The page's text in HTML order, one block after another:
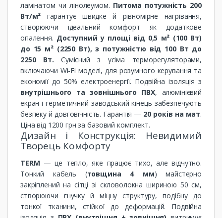
ламінатом чи лінолеумом. Питома потужність 200
Вт/м² гарантує швидке й рівномірне нагрівання,
створюючи ідеальний комфорт як додаткове
опалення. Доступний у площі від 0,5 м² (100 Вт)
до 15 м² (2250 Вт), з потужністю від 100 Вт до
2250 Вт. Сумісний з усіма терморегуляторами,
включаючи Wi-Fi моделі, для розумного керування та
економії до 50% електроенергії. Подвійна ізоляція з
внутрішнього та зовнішнього ПВХ, алюмінієвий
екран і герметичний заводський кінець забезпечують
безпеку й довговічність. Гарантія — 20 років на мат.
Ціна від 1200 грн за базовий комплект.
Дизайн і Конструкція: Невидимий
Творець Комфорту
TERM — це тепло, яке працює тихо, але відчутно.
Тонкий кабель (товщина 4 мм) майстерно
закріплений на сітці зі скловолокна шириною 50 см,
створюючи гнучку й міцну структуру, подібну до
тонкої тканини, стійкої до деформацій. Подвійна